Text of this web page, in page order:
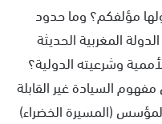
يتناولها مؤلفكم؟ وما حدود
المغربية الحديثة
وشرعيته الدولية؟
السيادة غير القابلة
(المسيرة الخضراء)